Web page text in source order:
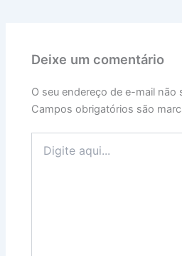
Deixe um comentário
O seu endereço de e-mail não
Campos obrigatórios são
aqui...